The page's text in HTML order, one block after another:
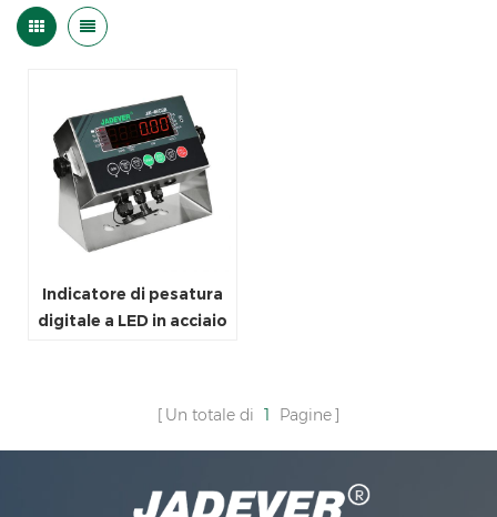
Indicatore di pesatura
digitale a LED in acciaio
Un totale di 1 Pagine